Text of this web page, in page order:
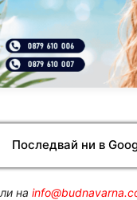
Последвай ни в
на